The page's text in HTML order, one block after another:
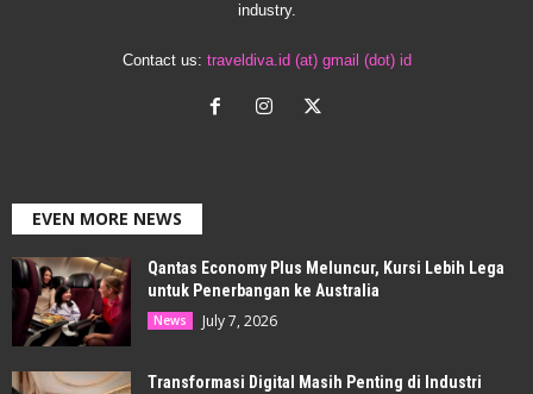
industry.
Contact us: traveldiva.id (at) gmail (dot) id
EVEN MORE NEWS
Qantas Economy Plus Meluncur, Kursi Lebih Lega
untuk Penerbangan ke Australia
News July 7, 2026
Transformasi Digital Masih Penting di Industri